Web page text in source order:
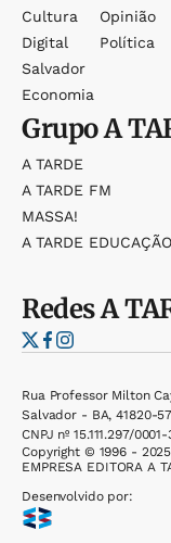
Cultura
Digital
Salvador
Economia
Opinião
Política
GrupoA
A TARDE
A TARDE FM
MASSA!
A TARDE EDUCAÇÃO
RedesA
Rua Professor Milton
Salvador - BA, 41820-
CNPJ nº 15.111.297/
Copyright © 1996 -
EMPRESA EDITORA A
Desenvolvido por: